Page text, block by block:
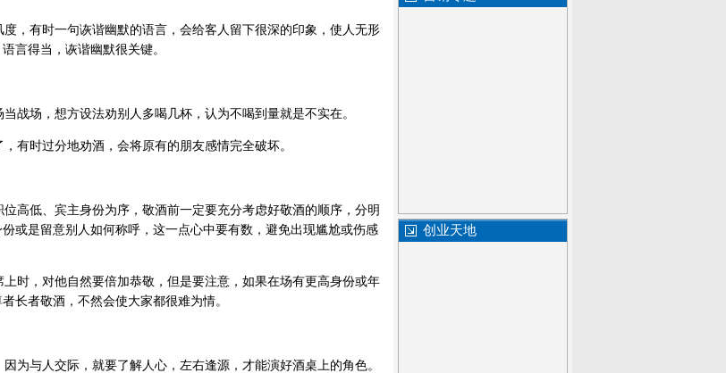
，有时一句诙谐幽默的语言，会给客人留下很深的印象，使人无形
言得当，诙谐幽默很关键。
战场，想方设法劝别人多喝几杯，认为不喝到量就是不实在。
有时过分地劝酒，会将原有的朋友感情完全破坏。
高低、宾主身份为序，敬酒前一定要充分考虑好敬酒的顺序，分明
或是留意别人如何称呼，这一点心中要有数，避免出现尴尬或伤感
时，对他自然要倍加恭敬，但是要注意，如果在场有更高身份或年
长者敬酒，不然会使大家都很难为情。
为与人交际，就要了解人心，左右逢源，才能演好酒桌上的角色。
创业天地